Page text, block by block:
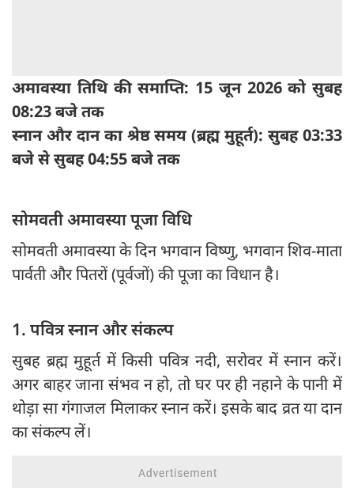
अमावस्या तिथि की समाप्ति: 15 जून 2026 को सुबह
08:23 बजे तक
स्नान और दान का श्रेष्ठ समय (ब्रह्म मुहूर्त): सुबह 03:33
बजे से सुबह 04:55 बजे तक
सोमवती अमावस्या पूजा विधि
सोमवती अमावस्या के दिन भगवान विष्णु, भगवान शिव-माता
पार्वती और पितरों (पूर्वजों) की पूजा का विधान है।
1. पवित्र स्नान और संकल्प
सुबह ब्रह्म मुहूर्त में किसी पवित्र नदी, सरोवर में स्नान करें।
अगर बाहर जाना संभव न हो, तो घर पर ही नहाने के पानी में
थोड़ा सा गंगाजल मिलाकर स्नान करें। इसके बाद व्रत या दान
का संकल्प लें।